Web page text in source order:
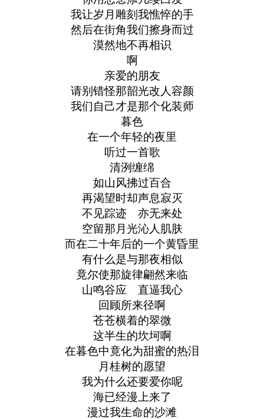
我让岁月雕刻我憔悴的手
然后在街角我们擦身而过
漠然地不再相识
啊
亲爱的朋友
请别错怪那韶光改人容颜
我们自己才是那个化装师
暮色
在一个年轻的夜里
听过一首歌
清洌缠绵
如山风拂过百合
再渴望时却声息寂灭
不见踪迹 亦无来处
空留那月光沁人肌肤
而在二十年后的一个黄昏里
有什么是与那夜相似
竟尔使那旋律翩然来临
山鸣谷应 直逼我心
回顾所来径啊
苍苍横着的翠微
这半生的坎坷啊
在暮色中竟化为甜蜜的热泪
月桂树的愿望
我为什么还要爱你呢
海已经漫上来了
漫过我生命的沙滩